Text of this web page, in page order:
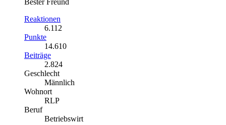
Reaktionen
6.112
Punkte
14.610
Beiträge
2.824
Geschlecht
Männlich
Wohnort
RLP
Beruf
Betriebswirt